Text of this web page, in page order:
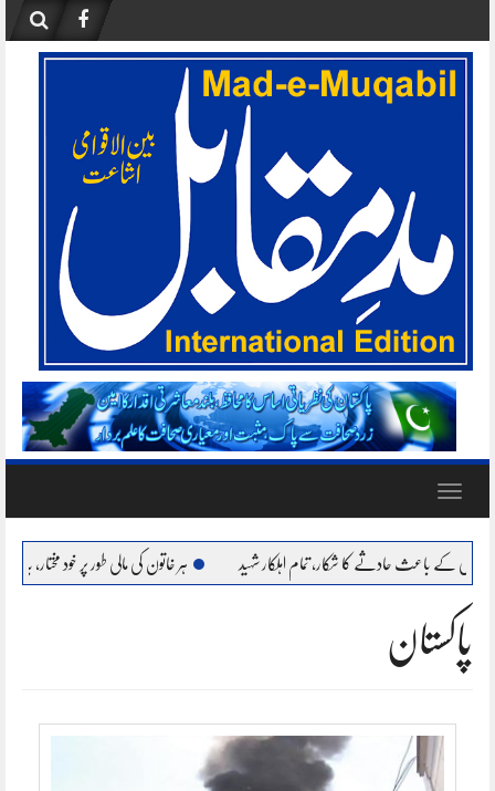
content
Toggle
کا شکار، تمام اہلکار شہید ہر خاتون کی مالی طور پر خود مختار، بااحتیار بنانا ہمارا عزم :
پاکستان